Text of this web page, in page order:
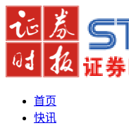
首页
快讯